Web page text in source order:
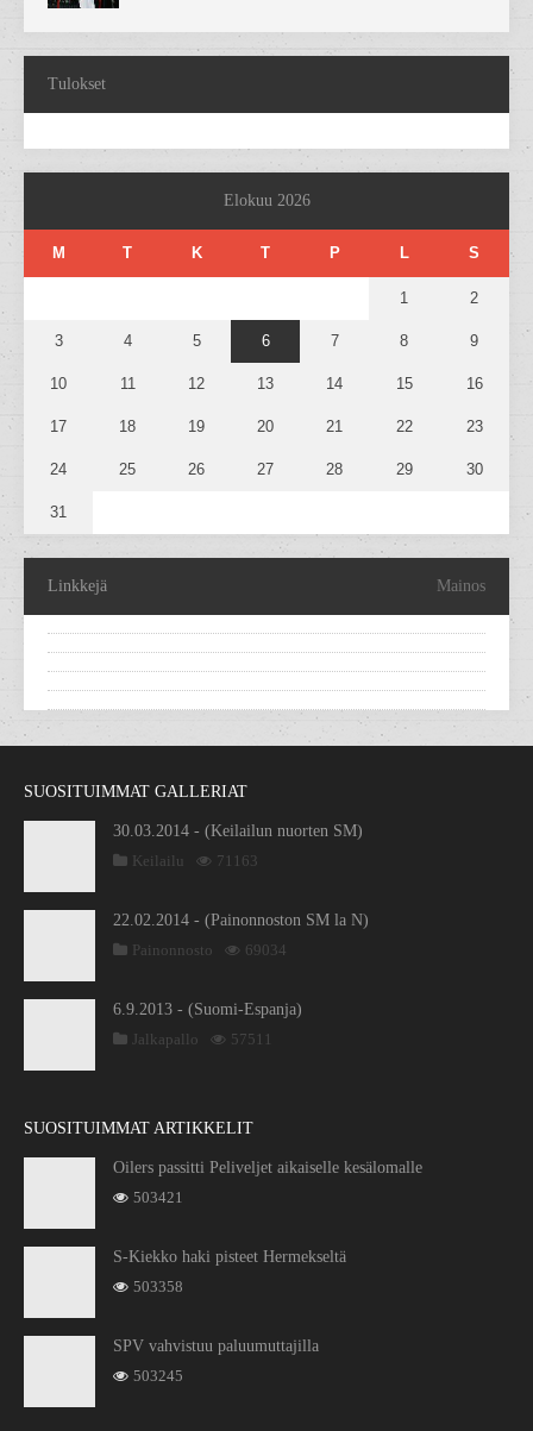
Tulokset
Elokuu 2026
M T K T P L S
1 2
3 4 5 6 7 8 9
10 11 12 13 14 15 16
17 18 19 20 21 22 23
24 25 26 27 28 29 30
31
Linkkejä Mainos
SUOSITUIMMAT GALLERIAT
30.03.2014 - (Keilailun nuorten SM)
Keilailu
71163
22.02.2014 - (Painonnoston SM la N)
Painonnosto
69034
6.9.2013 - (Suomi-Espanja)
Jalkapallo
57511
SUOSITUIMMAT ARTIKKELIT
Oilers passitti Peliveljet aikaiselle kesälomalle
503421
S-Kiekko haki pisteet Hermekseltä
503358
SPV vahvistuu paluumuttajilla
503245